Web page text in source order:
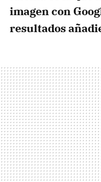
imagen con
resultados